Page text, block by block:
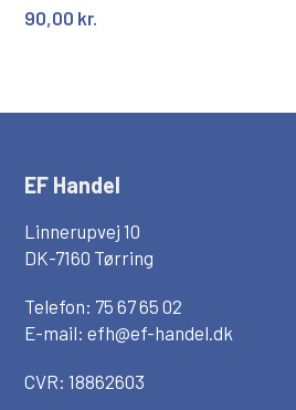
90,00 kr.
EF Handel
Linnerupvej 10
DK-7160 Tørring
Telefon: 75 67 65 02
E-mail:efh@ef-handel.dk
CVR: 18862603